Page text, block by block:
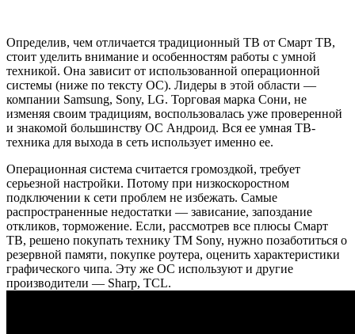
Определив, чем отличается традиционный ТВ от Смарт ТВ,
стоит уделить внимание и особенностям работы с умной
техникой. Она зависит от использованной операционной
системы (ниже по тексту ОС). Лидеры в этой области —
компании Samsung, Sony, LG. Торговая марка Сони, не
изменяя своим традициям, воспользовалась уже проверенной
и знакомой большинству ОС Андроид. Вся ее умная ТВ-
техника для выхода в сеть использует именно ее.
Операционная система считается громоздкой, требует
серьезной настройки. Потому при низкоскоростном
подключении к сети проблем не избежать. Самые
распространенные недостатки — зависание, запоздание
откликов, торможение. Если, рассмотрев все плюсы Смарт
ТВ, решено покупать технику ТМ Sony, нужно позаботиться о
резервной памяти, покупке роутера, оценить характеристики
графического чипа. Эту же ОС используют и другие
производители — Sharp, TCL.